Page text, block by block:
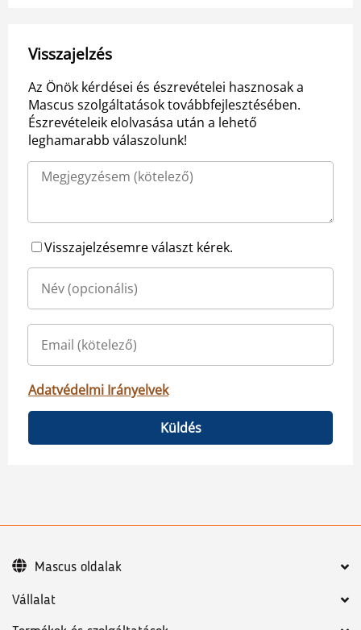
Visszajelzés
Az Önök kérdései és észrevételei hasznosak a
Mascus szolgáltatások továbbfejlesztésében.
Észrevételeik elolvasása után a lehető
leghamarabb válaszolunk!
Visszajelzésemre választ kérek.
Adatvédelmi Irányelvek
Küldés
Vállalat
Mascus oldalak